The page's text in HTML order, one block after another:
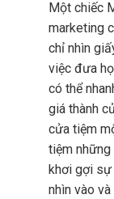
Một chiếc
marketing
chỉ nhìn
việc đưa
có thể
giá thành
cửa tiệm
tiệm
khơi gợi sự
nhìn vào